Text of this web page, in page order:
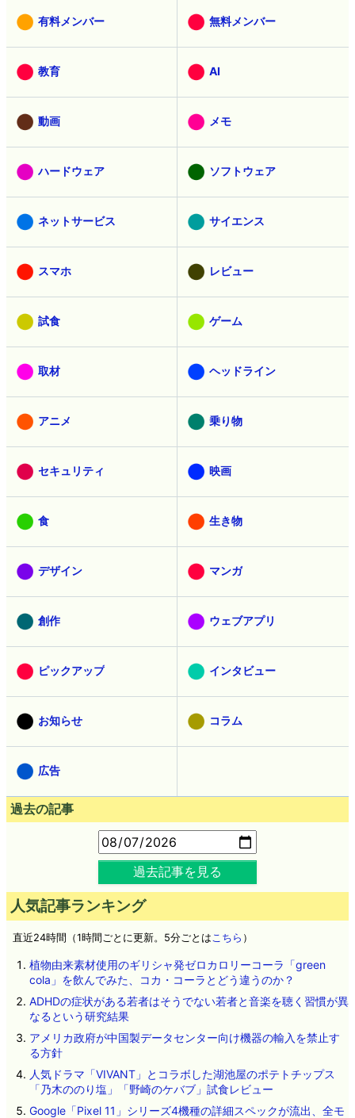
有料メンバー 無料メンバー
教育 AI
動画 メモ
ハードウェア ソフトウェア
ネットサービス サイエンス
スマホ レビュー
試食 ゲーム
取材 ヘッドライン
アニメ 乗り物
セキュリティ 映画
食 生き物
デザイン マンガ
創作 ウェブアプリ
ピックアップ インタビュー
お知らせ コラム
広告
過去の記事
過去記事を見る
人気記事ランキング
直近24時間（1時間ごとに更新。5分ごとはこちら ）
植物由来素材使用のギリシャ発ゼロカロリーコーラ「green
cola」を飲んでみた、コカ・コーラとどう違うのか？
ADHDの症状がある若者はそうでない若者と音楽を聴く習慣が異
なるという研究結果
アメリカ政府が中国製データセンター向け機器の輸入を禁止す
る方針
人気ドラマ「VIVANT」とコラボした湖池屋のポテトチップス
「乃木ののり塩」「野崎のケバブ」試食レビュー
Google「Pixel 11」シリーズ4機種の詳細スペックが流出、全モ